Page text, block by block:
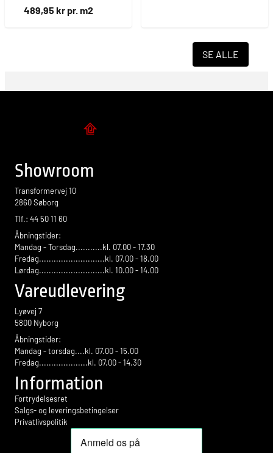
489,95 kr pr. m2
SE ALLE
Showroom
Transformervej 10
2860 Søborg
Tlf.: 44 50 11 60
Åbningstider:
Mandag - Torsdag...........kl. 07.00 - 17.30
Fredag...........................kl. 07.00 - 18.00
Lørdag...........................kl. 10.00 - 14.00
Vareudlevering
Lyøvej 7
5800 Nyborg
Åbningstider:
Mandag - torsdag....kl. 07.00 - 15.00
Fredag....................kl. 07.00 - 14.30
Information
Fortrydelsesret
Salgs- og leveringsbetingelser
Privatlivspolitik